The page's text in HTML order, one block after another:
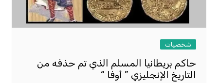
شخصيات
حاكم بريطانيا المسلم الذي تم حذفه من
التاريخ الإنجليزي ” أوفا “